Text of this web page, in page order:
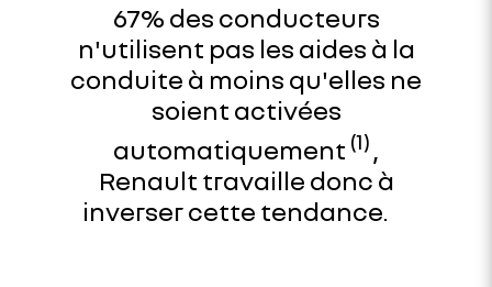
67% des conducteurs
n'utilisent pas les aides à la
conduite à moins qu'elles ne
soient activées
automatiquement (1) ,
Renault travaille donc à
inverser cette tendance.